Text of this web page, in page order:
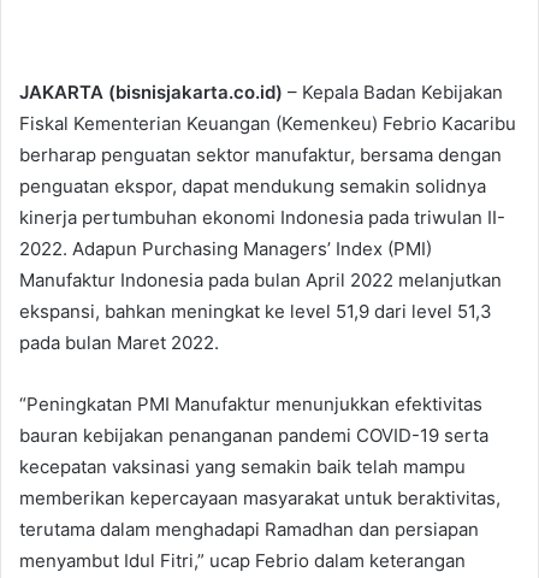
JAKARTA (bisnisjakarta.co.id) – Kepala Badan Kebijakan
Fiskal Kementerian Keuangan (Kemenkeu) Febrio Kacaribu
berharap penguatan sektor manufaktur, bersama dengan
penguatan ekspor, dapat mendukung semakin solidnya
kinerja pertumbuhan ekonomi Indonesia pada triwulan II-
2022. Adapun Purchasing Managers’ Index (PMI)
Manufaktur Indonesia pada bulan April 2022 melanjutkan
ekspansi, bahkan meningkat ke level 51,9 dari level 51,3
pada bulan Maret 2022.
“Peningkatan PMI Manufaktur menunjukkan efektivitas
bauran kebijakan penanganan pandemi COVID-19 serta
kecepatan vaksinasi yang semakin baik telah mampu
memberikan kepercayaan masyarakat untuk beraktivitas,
terutama dalam menghadapi Ramadhan dan persiapan
menyambut Idul Fitri,” ucap Febrio dalam keterangan